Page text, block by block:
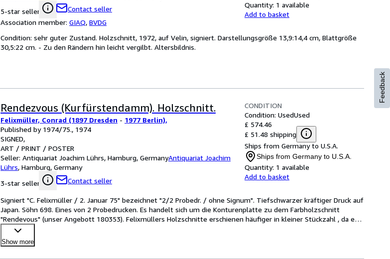
5-star seller
Contact seller
Association member: GIAQ, BVDG
Quantity: 1 available
Add to basket
Condition: sehr guter Zustand. Holzschnitt, 1972, auf Velin, signiert. Darstellungsgröße 13,9:14,4 cm, Blattgröße
30,5:22 cm. - Zu den Rändern hin leicht vergilbt. Altersbildnis.
Rendezvous (Kurfürstendamm). Holzschnitt.
Felixmüller, Conrad (1897 Dresden - 1977 Berlin),
Published by 1974/75., 1974
SIGNED
ART / PRINT / POSTER
Seller: Antiquariat Joachim Lührs, Hamburg, GermanyAntiquariat Joachim
Lührs, Hamburg, Germany
3-star seller
Contact seller
CONDITION
Condition: UsedUsed
£ 574.46
£ 51.48 shipping
Ships from Germany to U.S.A.
Ships from Germany to U.S.A.
Quantity: 1 available
Add to basket
Signiert "C. Felixmüller / 2. Januar 75" bezeichnet "2/2 Probedr. / ohne Signum". Tiefschwarzer kräftiger Druck auf
Japan. Söhn 698. Eines von 2 Probedrucken. Es handelt sich um die Konturenplatte zu dem Farbholzschnitt
"Rendevous" (unser Angebott 180353). Felixmüllers Holzschnitte erschienen häufiger in kleiner Stückzahl , da e…
Show more
Feedback